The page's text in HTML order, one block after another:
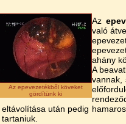
Az epevezetékből köveket
gördítünk ki
Az
való
ahány
A
vannak,
eltávolítása után pedig
tartaniuk.